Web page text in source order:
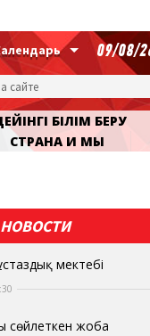
09/08/
БІЛІМ БЕРУ
СТРАНА И МЫ
мектебі
сөйлеткен жоба